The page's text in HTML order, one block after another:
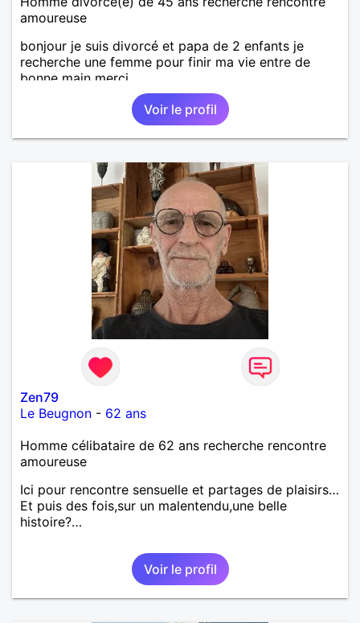
amoureuse
bonjour je suis divorcé et papa de 2 enfants je
recherche une femme pour finir ma vie entre de
bonne main merci
Voir le profil
Zen79
Le Beugnon - 62 ans
Homme célibataire de 62 ans recherche rencontre
amoureuse
Ici pour rencontre sensuelle et partages de plaisirs…
Et puis des fois,sur un malentendu,une belle
histoire?…
Voir le profil